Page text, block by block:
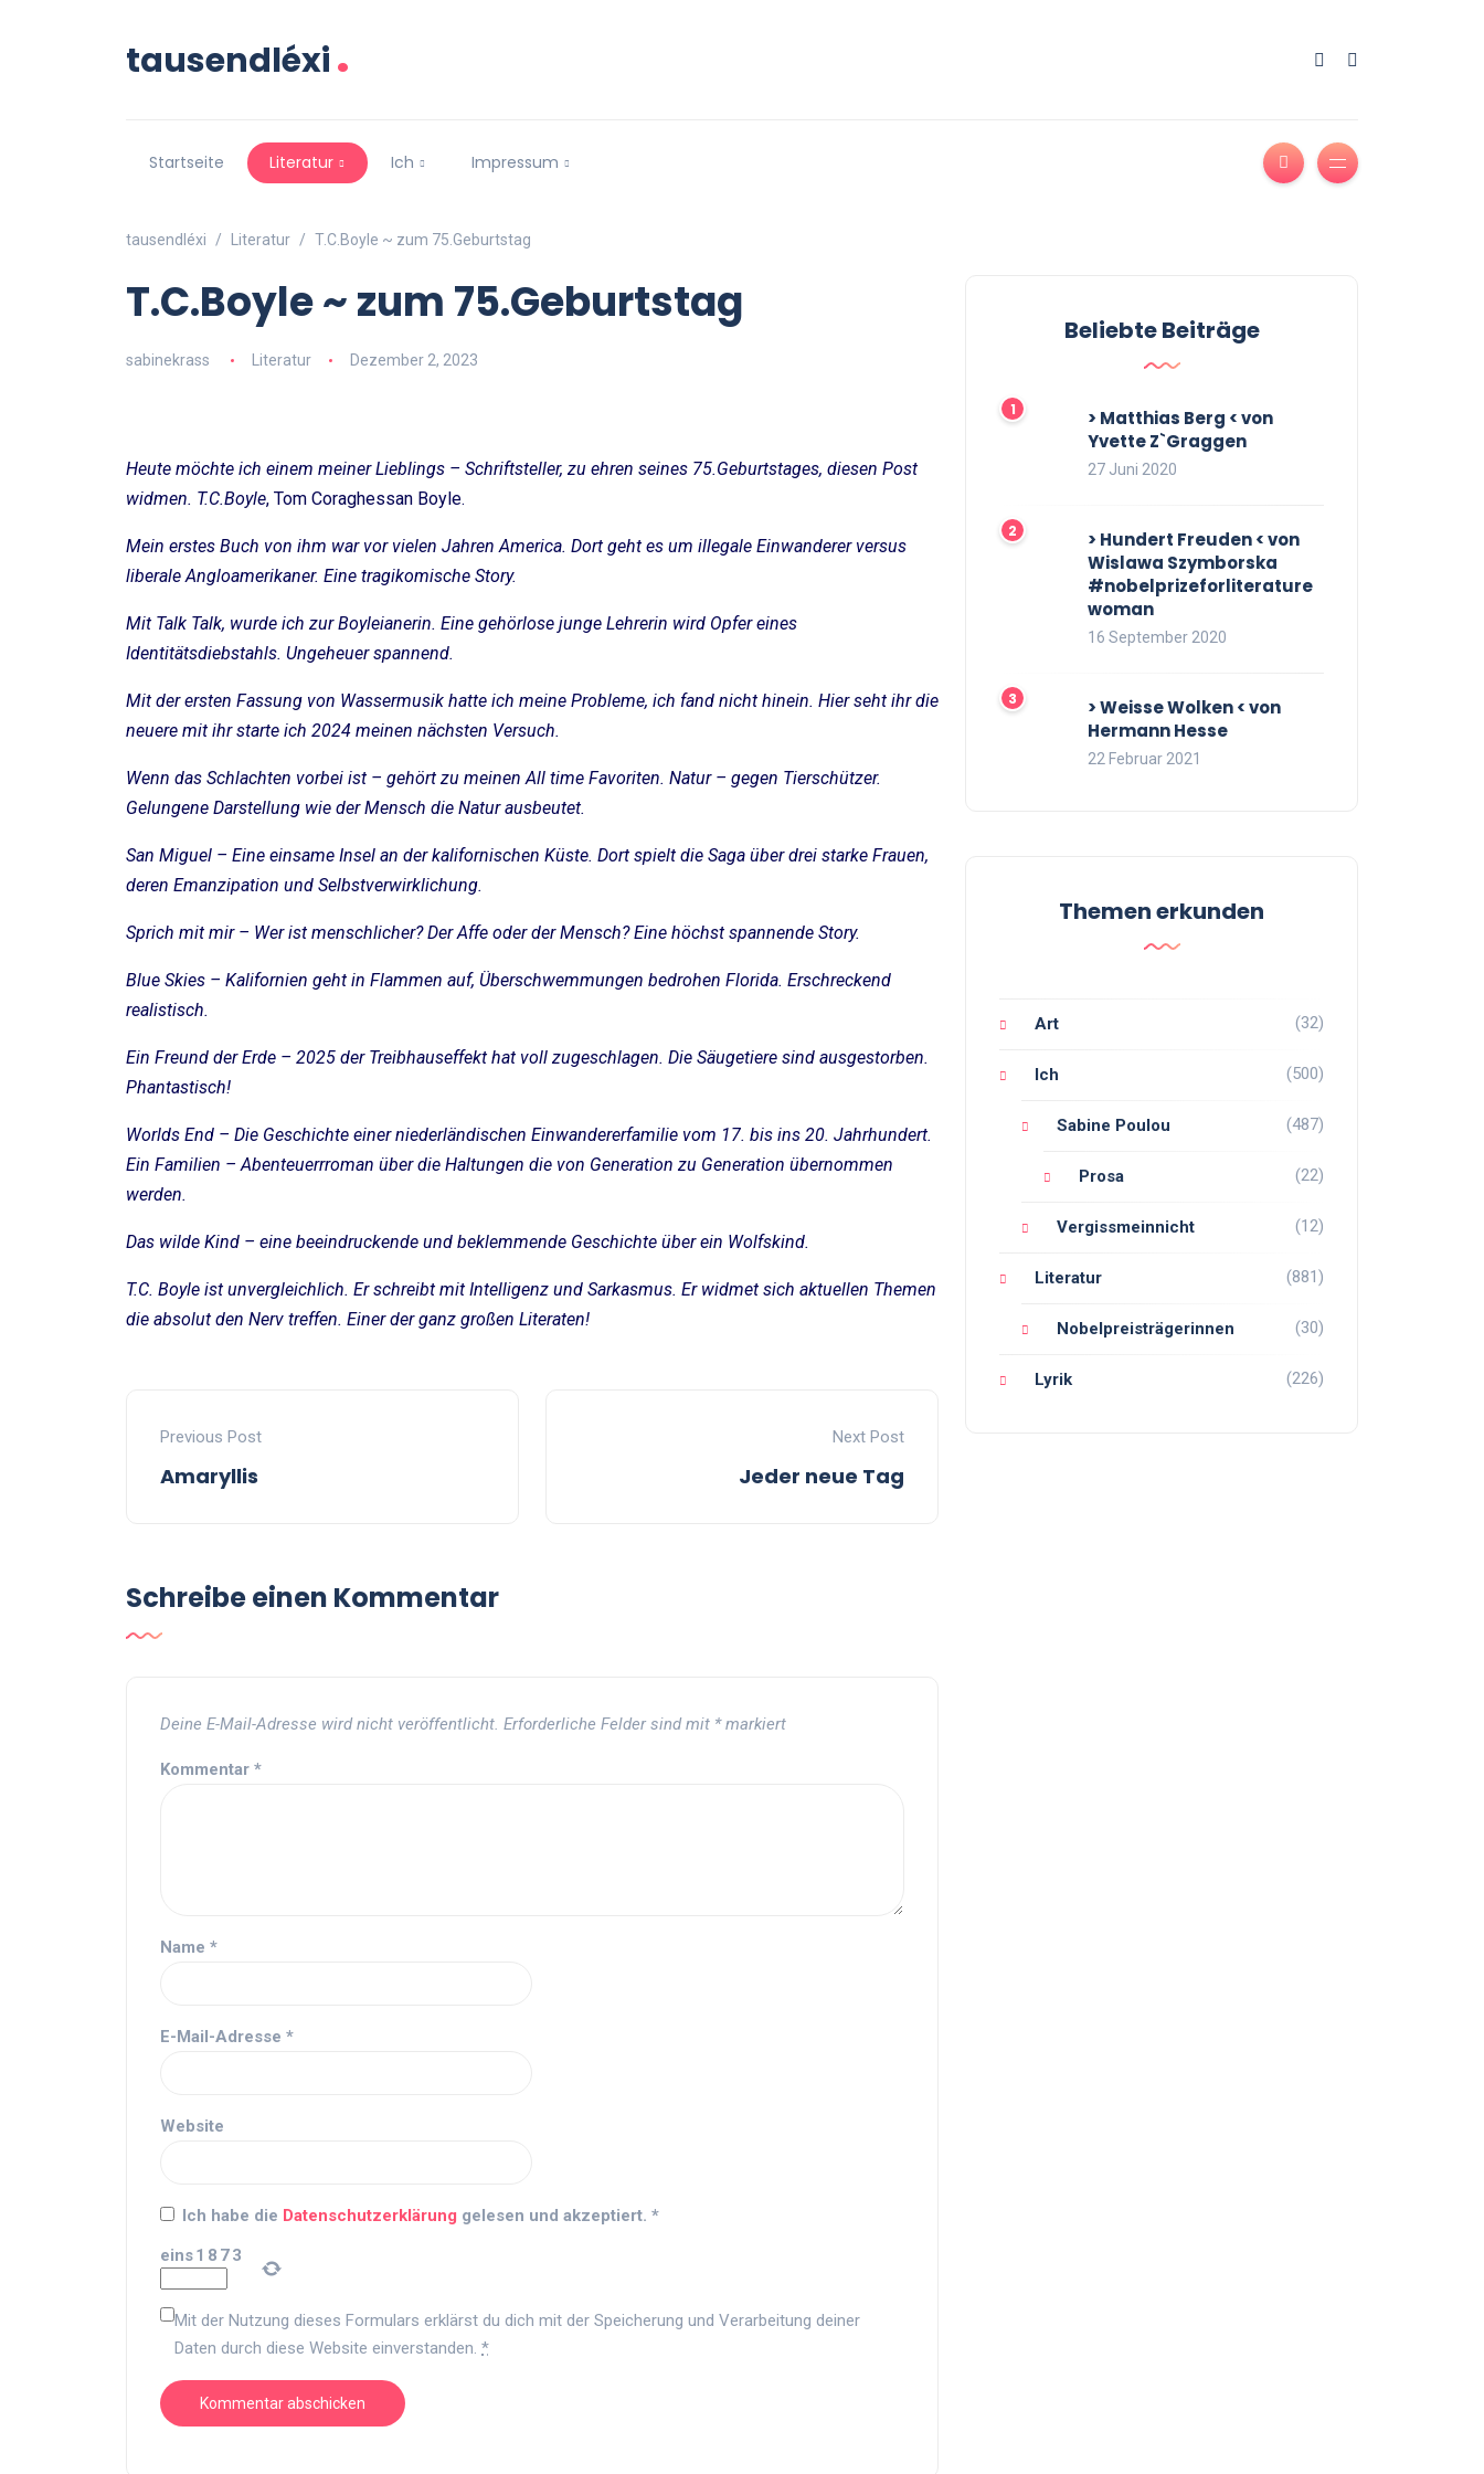
tausendléxi.
Startseite Literatur Ich Impressum
tausendléxi Literatur T.C.Boyle ~ zum 75.Geburtstag
T.C.Boyle ~ zum 75.Geburtstag
sabinekrass Literatur Dezember 2, 2023
Heute möchte ich einem meiner Lieblings – Schriftsteller, zu ehren seines 75.Geburtstages, diesen Post
widmen. T.C.Boyle, Tom Coraghessan Boyle.
Mein erstes Buch von ihm war vor vielen Jahren America. Dort geht es um illegale Einwanderer versus
liberale Angloamerikaner. Eine tragikomische Story.
Mit Talk Talk, wurde ich zur Boyleianerin. Eine gehörlose junge Lehrerin wird Opfer eines
Identitätsdiebstahls. Ungeheuer spannend.
Mit der ersten Fassung von Wassermusik hatte ich meine Probleme, ich fand nicht hinein. Hier seht ihr die
neuere mit ihr starte ich 2024 meinen nächsten Versuch.
Wenn das Schlachten vorbei ist – gehört zu meinen All time Favoriten. Natur – gegen Tierschützer.
Gelungene Darstellung wie der Mensch die Natur ausbeutet.
San Miguel – Eine einsame Insel an der kalifornischen Küste. Dort spielt die Saga über drei starke Frauen,
deren Emanzipation und Selbstverwirklichung.
Sprich mit mir – Wer ist menschlicher? Der Affe oder der Mensch? Eine höchst spannende Story.
Blue Skies – Kalifornien geht in Flammen auf, Überschwemmungen bedrohen Florida. Erschreckend
realistisch.
Ein Freund der Erde – 2025 der Treibhauseffekt hat voll zugeschlagen. Die Säugetiere sind ausgestorben.
Phantastisch!
Worlds End – Die Geschichte einer niederländischen Einwandererfamilie vom 17. bis ins 20. Jahrhundert.
Ein Familien – Abenteuerrroman über die Haltungen die von Generation zu Generation übernommen
werden.
Das wilde Kind – eine beeindruckende und beklemmende Geschichte über ein Wolfskind.
T.C. Boyle ist unvergleichlich. Er schreibt mit Intelligenz und Sarkasmus. Er widmet sich aktuellen Themen
die absolut den Nerv treffen. Einer der ganz großen Literaten!
Previous Post
Amaryllis
Next Post
Jeder neue Tag
Schreibe einen Kommentar
Deine E-Mail-Adresse wird nicht veröffentlicht. Erforderliche Felder sind mit *markiert
Kommentar *
Name *
E-Mail-Adresse *
Website
Ich habe die Datenschutzerklärung gelesen und akzeptiert. *
eins1 8 73
Mit der Nutzung dieses Formulars erklärst du dich mit der Speicherung und Verarbeitung deiner
Daten durch diese Website einverstanden. *
Beliebte Beiträge
> Matthias Berg < von
Yvette Z`Graggen
27 Juni 2020
> Hundert Freuden < von
Wislawa Szymborska
#nobelprizeforliterature
woman
16 September 2020
> Weisse Wolken < von
Hermann Hesse
22 Februar 2021
Themen erkunden
Art (32)
Ich (500)
Sabine Poulou (487)
Prosa (22)
Vergissmeinnicht (12)
Literatur (881)
Nobelpreisträgerinnen (30)
Lyrik (226)